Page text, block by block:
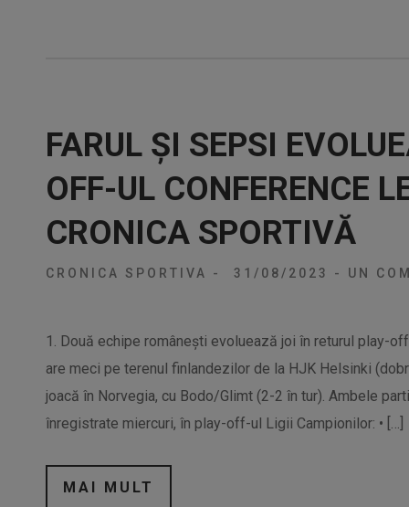
FARUL ȘI SEPSI
OFF-UL CONFERENCE
CRONICA SPORTIVĂ
CRONICA SPORTIVA - 31/08/2023 - UN
1. Două echipe românești evoluează joi în returul play-
are meci pe terenul finlandezilor de la HJK Helsinki
joacă în Norvegia, cu Bodo/Glimt (2-2 în tur). Ambele
înregistrate miercuri, în play-off-ul Ligii Campionilor: • […]
MAI MULT